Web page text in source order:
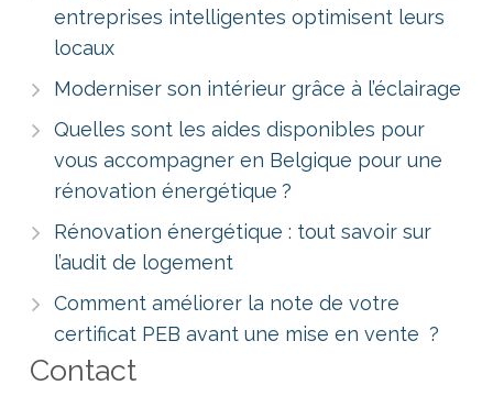
entreprises intelligentes optimisent leurs
locaux
Moderniser son intérieur grâce à l’éclairage
Quelles sont les aides disponibles pour
vous accompagner en Belgique pour une
rénovation énergétique ?
Rénovation énergétique : tout savoir sur
l’audit de logement
Comment améliorer la note de votre
certificat PEB avant une mise en vente ?
Contact